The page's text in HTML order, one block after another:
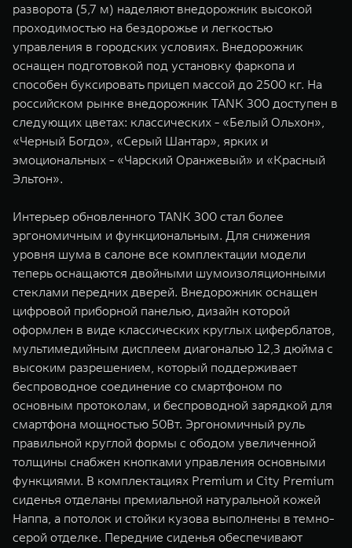
разворота (5,7 м) наделяют внедорожник высокой
проходимостью на бездорожье и легкостью
управления в городских условиях. Внедорожник
оснащен подготовкой под установку фаркопа и
способен буксировать прицеп массой до 2500 кг. На
российском рынке внедорожник TANK 300 доступен в
следующих цветах: классических - «Белый Ольхон»,
«Черный Богдо», «Серый Шантар», ярких и
эмоциональных - «Чарский Оранжевый» и «Красный
Эльтон».
Интерьер обновленного TANK 300 стал более
эргономичным и функциональным. Для снижения
уровня шума в салоне все комплектации модели
теперь оснащаются двойными шумоизоляционными
стеклами передних дверей. Внедорожник оснащен
цифровой приборной панелью, дизайн которой
оформлен в виде классических круглых циферблатов,
мультимедийным дисплеем диагональю 12,3 дюйма с
высоким разрешением, который поддерживает
беспроводное соединение со смартфоном по
основным протоколам, и беспроводной зарядкой для
смартфона мощностью 50Вт. Эргономичный руль
правильной круглой формы с ободом увеличенной
толщины снабжен кнопками управления основными
функциями. В комплектациях Premium и City Premium
сиденья отделаны премиальной натуральной кожей
Наппа, а потолок и стойки кузова выполнены в темно-
серой отделке. Передние сиденья обеспечивают